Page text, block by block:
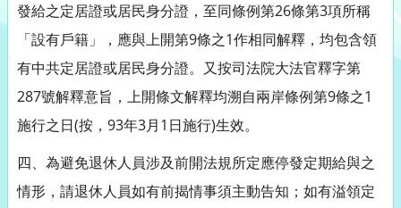
發給之定居證或居民身分證，至同條例第26條第3項所稱
「設有戶籍」，應與上開第9條之1作相同解釋，均包含領
有中共定居證或居民身分證。又按司法院大法官釋字第
287號解釋意旨，上開條文解釋均溯自兩岸條例第9條之1
施行之日(按，93年3月1日施行)生效。
四、為避免退休人員涉及前開法規所定應停發定期給與之
情形，請退休人員如有前揭情事須主動告知；如有溢領定